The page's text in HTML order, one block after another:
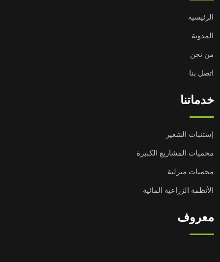
الرئيسية
المدونة
من نحن
اتصل بنا
خدماتنا
إستنبات الشعير
محميات المشاريع الكبيرة
محميات منزلية
الأنظمة الزراعية المائية
معروف